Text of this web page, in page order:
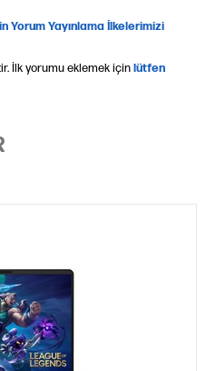
Yorum Yayınlama İlkelerimizi
İlk yorumu eklemek içinlütfen